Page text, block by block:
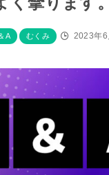
A むくみ 2023年6